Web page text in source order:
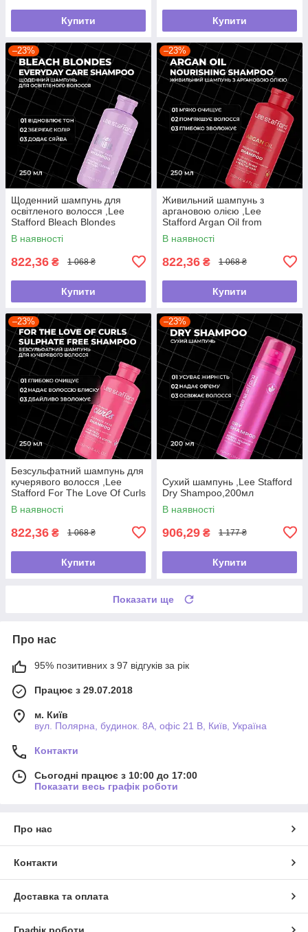
Купити Купити
–23%
Щоденний шампунь для
освітленого волосся ,Lee
Stafford Bleach Blondes
,250мл
В наявності
822,36 ₴ 1 068 ₴
Купити
–23%
Живильний шампунь з
аргановою олією ,Lee
Stafford Argan Oil from
Morocco Nourishing Shampoo
,250мл
В наявності
822,36 ₴ 1 068 ₴
Купити
–23%
Безсульфатний шампунь для
кучерявого волосся ,Lee
Stafford For The Love Of Curls
Shampoo,250мл
В наявності
822,36 ₴ 1 068 ₴
Купити
–23%
Сухий шампунь ,Lee Stafford
Dry Shampoo,200мл
В наявності
906,29 ₴ 1 177 ₴
Купити
Показати ще
Про нас
95% позитивних з 97 відгуків за рік
Працює з 29.07.2018
м. Київ
вул. Полярна, будинок. 8А, офіс 21 В, Київ, Україна
Контакти
Сьогодні працює з 10:00 до 17:00
Показати весь графік роботи
Про нас
Контакти
Доставка та оплата